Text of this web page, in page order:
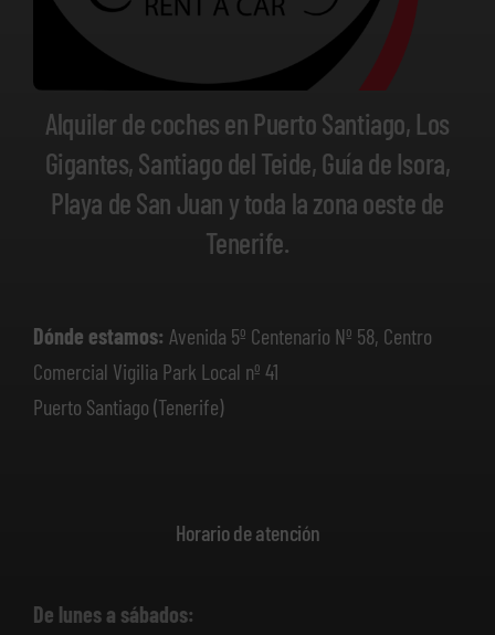
Alquiler de coches en Puerto Santiago, Los
Gigantes, Santiago del Teide, Guía de Isora,
Playa de San Juan y toda la zona oeste de
Tenerife.
Dónde estamos: Avenida 5º Centenario Nº 58, Centro
Comercial Vigilia Park Local nº 41
Puerto Santiago (Tenerife)
Horario de atención
De lunes a sábados: